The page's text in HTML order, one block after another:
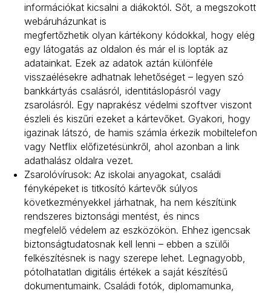
információkat kicsalni a diákoktól. Sőt, a megszokott
webáruházunkat is
megfertőzhetik olyan kártékony kódokkal, hogy elég
egy látogatás az oldalon és már el is lopták az
adatainkat. Ezek az adatok aztán különféle
visszaélésekre adhatnak lehetőséget – legyen szó
bankkártyás csalásról, identitáslopásról vagy
zsarolásról. Egy naprakész védelmi szoftver viszont
észleli és kiszűri ezeket a kártevőket. Gyakori, hogy
igazinak látszó, de hamis számla érkezik mobiltelefon
vagy Netflix előfizetésünkről, ahol azonban a link
adathalász oldalra vezet.
Zsarolóvírusok: Az iskolai anyagokat, családi
fényképeket is titkosító kártevők súlyos
következményekkel járhatnak, ha nem készítünk
rendszeres biztonsági mentést, és nincs
megfelelő védelem az eszközökön. Ehhez igencsak
biztonságtudatosnak kell lenni – ebben a szülői
felkészítésnek is nagy szerepe lehet. Legnagyobb,
pótolhatatlan digitális értékek a saját készítésű
dokumentumaink. Családi fotók, diplomamunka,